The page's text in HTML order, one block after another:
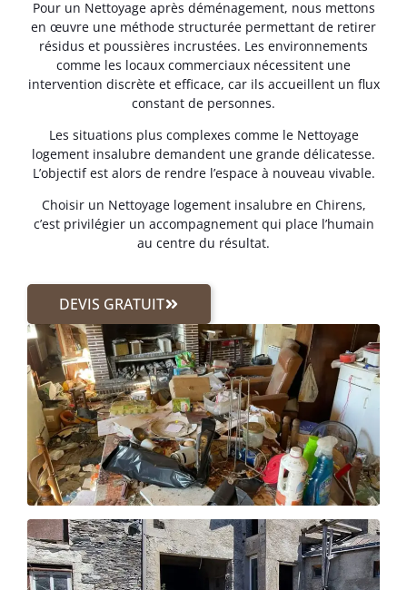
Pour un Nettoyage après déménagement, nous mettons
en œuvre une méthode structurée permettant de retirer
résidus et poussières incrustées. Les environnements
comme les locaux commerciaux nécessitent une
intervention discrète et efficace, car ils accueillent un flux
constant de personnes.
Les situations plus complexes comme le Nettoyage
logement insalubre demandent une grande délicatesse.
L’objectif est alors de rendre l’espace à nouveau vivable.
Choisir un Nettoyage logement insalubre en Chirens,
c’est privilégier un accompagnement qui place l’humain
au centre du résultat.
DEVIS GRATUIT